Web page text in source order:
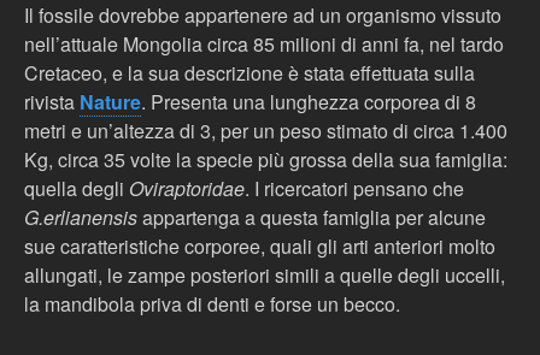
Il fossile dovrebbe appartenere ad un organismo vissuto
nell’attuale Mongolia circa 85 milioni di anni fa, nel tardo
Cretaceo, e la sua descrizione è stata effettuata sulla
rivista Nature. Presenta una lunghezza corporea di 8
metri e un’altezza di 3, per un peso stimato di circa 1.400
Kg, circa 35 volte la specie più grossa della sua famiglia:
quella degli Oviraptoridae. I ricercatori pensano che
G.erlianensisappartenga a questa famiglia per alcune
sue caratteristiche corporee, quali gli arti anteriori molto
allungati, le zampe posteriori simili a quelle degli uccelli,
la mandibola priva di denti e forse un becco.